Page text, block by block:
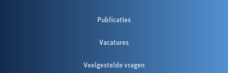
Publicaties
Vacatures
Veelgestelde vragen